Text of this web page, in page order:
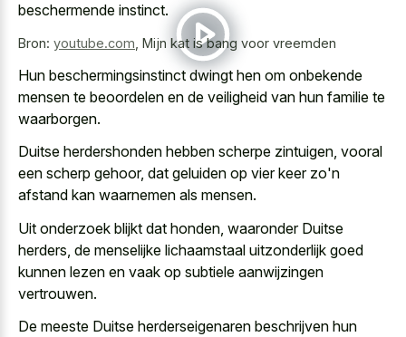
beschermende instinct.
Bron: youtube.com Mijn kat is bang voor vreemden
Hun beschermingsinstinct dwingt hen om onbekende
mensen te beoordelen en de veiligheid van hun familie te
waarborgen.
Duitse herdershonden hebben scherpe zintuigen, vooral
een scherp gehoor, dat geluiden op vier keer zo'n
afstand kan waarnemen als mensen.
Uit onderzoek blijkt dat honden, waaronder Duitse
herders, de menselijke lichaamstaal uitzonderlijk goed
kunnen lezen en vaak op subtiele aanwijzingen
vertrouwen.
De meeste Duitse herderseigenaren beschrijven hun